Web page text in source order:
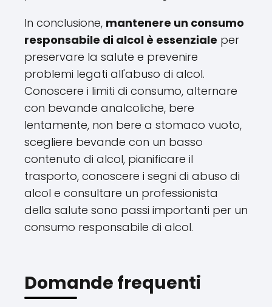
In conclusione, mantenere un consumo
responsabile di alcol è essenziale per
preservare la salute e prevenire
problemi legati all'abuso di alcol.
Conoscere i limiti di consumo, alternare
con bevande analcoliche, bere
lentamente, non bere a stomaco vuoto,
scegliere bevande con un basso
contenuto di alcol, pianificare il
trasporto, conoscere i segni di abuso di
alcol e consultare un professionista
della salute sono passi importanti per un
consumo responsabile di alcol.
Domande frequenti